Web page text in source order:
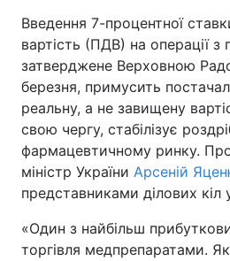
Зброя
Здоров'я
Цікавинки
Екологія
Лонгріди
Відео з Youtube
Введення 7-процентної
вартість (ПДВ) на операції з
затверджене Верховною
березня, примусить
реальну, а не завищену
свою чергу, стабілізує
фармацевтичному ринку.
міністр України Арсеній
представниками ділових кіл
«Один з найбільш
торгівля медпрепаратами.